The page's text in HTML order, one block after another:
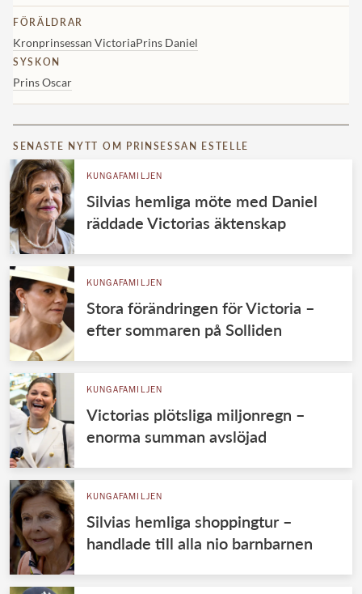
FÖRÄLDRAR
Kronprinsessan VictoriaPrins Daniel
SYSKON
Prins Oscar
SENASTE NYTT OM PRINSESSAN ESTELLE
KUNGAFAMILJEN
Silvias hemliga möte med Daniel
räddade Victorias äktenskap
KUNGAFAMILJEN
Stora förändringen för Victoria –
efter sommaren på Solliden
KUNGAFAMILJEN
Victorias plötsliga miljonregn –
enorma summan avslöjad
KUNGAFAMILJEN
Silvias hemliga shoppingtur –
handlade till alla nio barnbarnen